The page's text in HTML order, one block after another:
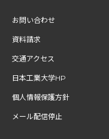
お問い合わせ
資料請求
交通アクセス
日本工業大学HP
個人情報保護方針
メール配信停止